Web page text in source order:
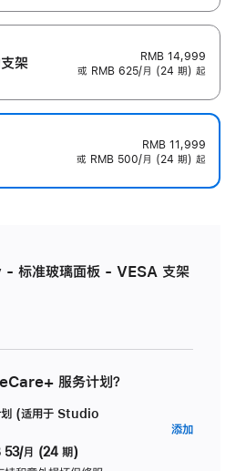
架
RMB 14,999
或 RMB 625/月 (24 期) 起
RMB 11,999
或 RMB 500/月 (24 期) 起
标准玻璃面板 - VESA 支架
服务计划？
(适用于 Studio
53/月 (24 期)
添加